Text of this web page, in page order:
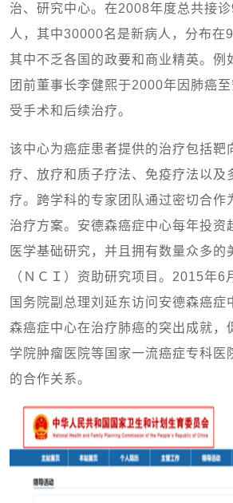
治、研究中心。在2008年度总共接
人，其中30000名是新病人，分布在
其中不乏各国的政要和商业精英。例
团前董事长李健熙于2000年因肺癌
受手术和后续治疗。
该中心为癌症患者提供的治疗包括靶
疗、放疗和质子疗法、免疫疗法以及
疗。跨学科的专家团队通过密切合作
治疗方案。安德森癌症中心每年投资
医学基础研究，并且拥有数量众多的
（ＮＣＩ）资助研究项目。2015年6
国务院副总理刘延东访问安德森癌症
森癌症中心在治疗肺癌的突出成就，
学院肿瘤医院等国家一流癌症专科医
的合作关系。